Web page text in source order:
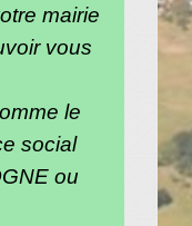
mairie
vous
le
social
ou